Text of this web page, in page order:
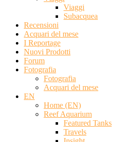
Viaggi
Subacquea
Recensioni
Acquari del mese
I Reportage
Nuovi Prodotti
Forum
Fotografia
Fotografia
Acquari del mese
EN
Home (EN)
Reef Aquarium
Featured Tanks
Travels